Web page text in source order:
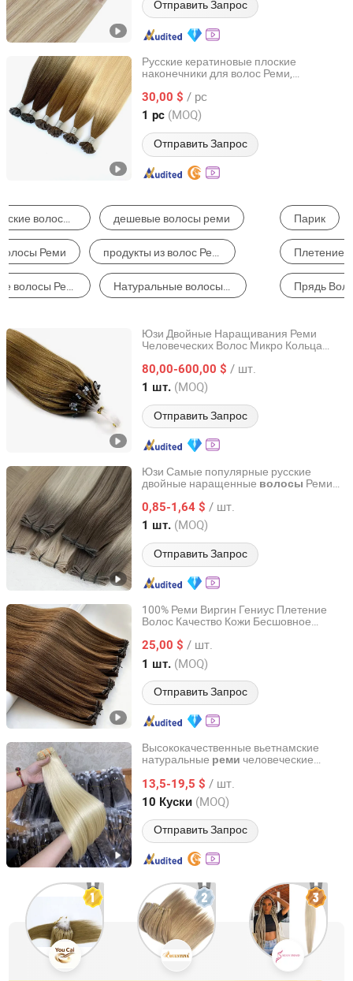
Отправить Запрос
Русские кератиновые плоские
наконечники для волос Реми,
наконечники, прямые человеческие
волосы
30,00 $ / pc
1 pc (MOQ)
Отправить Запрос
Qingdao Everbeauting Crafts Co., Ltd
Shandong, China с 2023
Парик Наращивание Волос
Плетение Волос Небольшой Парик
Прядь Волос Другие Продукты для Волос
Юзи Двойные Наращивания Реми
Человеческих Волос Микро Кольца
Кутикула Русские Девственные Волосы
Окрашенные Прямые Стиль
80,00-600,00 $ / шт.
1 шт. (MOQ)
Отправить Запрос
Juancheng Youzi Hair Products Co., LTD
Shandong, China с 2024
Юзи Самые популярные русские
двойные наращенные волосы Реми
0,85-1,64 $ / шт.
1 шт. (MOQ)
Отправить Запрос
Juancheng Youzi Hair Products Co., LTD
Shandong, China с 2024
100% Реми Виргин Гениус Плетение
Волос Качество Кожи Бесшовное
Волос Гениус 100% Виргинские Гладкие
Волосы Двойные Гладкие Волосы
25,00 $ / шт.
1 шт. (MOQ)
Отправить Запрос
Juancheng County Chaofan Hair Products Co., Ltd.
Shandong, China с 2026
Высококачественные вьетнамские
натуральные реми человеческие
нарощенные русские
девственныеволосы
наращивания
13,5-19,5 $ / шт.
10 Куски (MOQ)
Отправить Запрос
Shenzhen D.H Electronic Technology Co., Ltd.
Guangdong, China с 2015